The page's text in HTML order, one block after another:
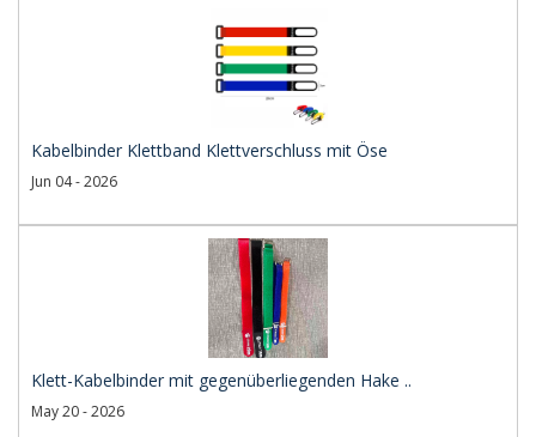
Kabelbinder Klettband Klettverschluss mit Öse
Jun 04 - 2026
Klett-Kabelbinder mit gegenüberliegenden Hake ..
May 20 - 2026